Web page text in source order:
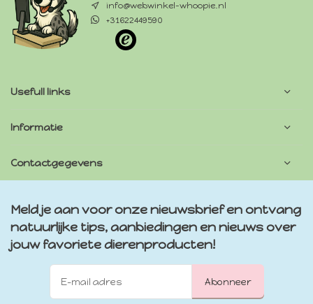
info@webwinkel-whoopie.nl
+31622449590
Usefull links
Informatie
Contactgegevens
Meld je aan voor onze nieuwsbrief en ontvang
natuurlijke tips, aanbiedingen en nieuws over
jouw favoriete dierenproducten!
Abonneer